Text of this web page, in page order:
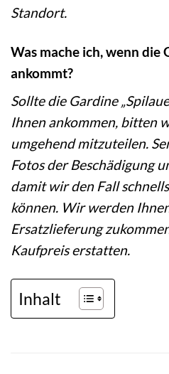
Standort.
Was mache ich, wenn die
ankommt?
Sollte die Gardine
Ihnen ankommen, bitten
umgehend mitzuteilen.
Fotos der Beschädigung
damit wir den Fall
können. Wir werden
Ersatzlieferung
Kaufpreis erstatten.
Inhalt